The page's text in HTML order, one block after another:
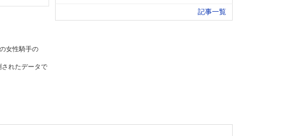
女性騎手の
れたデータで
記事一覧